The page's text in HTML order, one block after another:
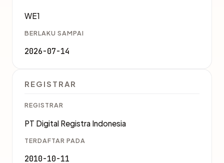
WE1
BERLAKU SAMPAI
2026-07-14
REGISTRAR
REGISTRAR
PT Digital Registra Indonesia
TERDAFTAR PADA
2010-10-11